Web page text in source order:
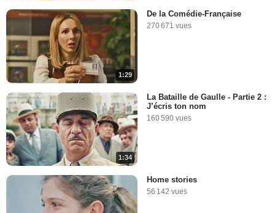
1:29
De la Comédie-Française
270 671 vues
1:34
La Bataille de Gaulle - Partie 2 :
J’écris ton nom
160 590 vues
Home stories
56 142 vues